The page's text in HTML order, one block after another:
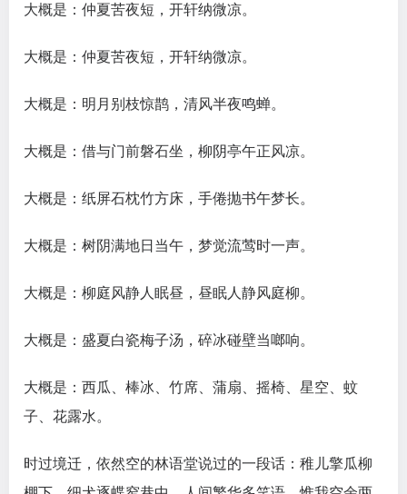
大概是：仲夏苦夜短，开轩纳微凉。
大概是：仲夏苦夜短，开轩纳微凉。
大概是：明月别枝惊鹊，清风半夜鸣蝉。
大概是：借与门前磐石坐，柳阴亭午正风凉。
大概是：纸屏石枕竹方床，手倦抛书午梦长。
大概是：树阴满地日当午，梦觉流莺时一声。
大概是：柳庭风静人眠昼，昼眠人静风庭柳。
大概是：盛夏白瓷梅子汤，碎冰碰壁当啷响。
大概是：西瓜、棒冰、竹席、蒲扇、摇椅、星空、蚊
子、花露水。
时过境迁，依然空的林语堂说过的一段话：稚儿擎瓜柳